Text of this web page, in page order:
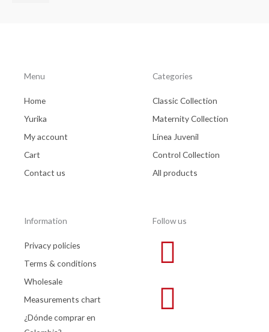
Menu
Home
Yurika
My account
Cart
Contact us
Categories
Classic Collection
Maternity Collection
Línea Juvenil
Control Collection
All products
Information
Privacy policies
Terms & conditions
Wholesale
Measurements chart
¿Dónde comprar en
Follow us